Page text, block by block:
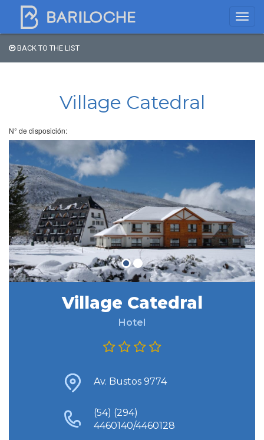
in Bariloche
Type of Accomodation
Stars
Area
FIND ACCOMODATION
BACK TO THE LIST
Village Catedral
N° de disposición:
Village Catedral
Hotel
Av. Bustos 9774
(54) (294)
4460140/4460128